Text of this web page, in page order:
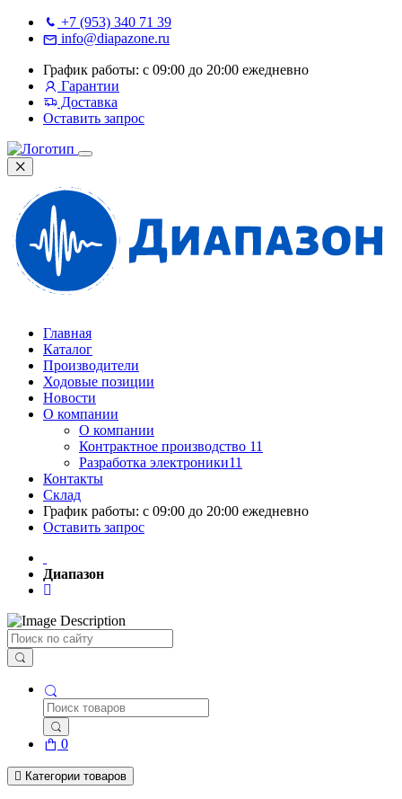
+7 (953) 340 71 39
info@diapazone.ru
График работы: с 09:00 до 20:00 ежедневно
Гарантии
Доставка
Оставить запрос
Главная
Каталог
Производители
Ходовые позиции
Новости
О компании
О компании
Контрактное производство 11
Разработка электроники11
Контакты
Склад
График работы: с 09:00 до 20:00 ежедневно
Оставить запрос
Диапазон
Поиск
0
Категории товаров